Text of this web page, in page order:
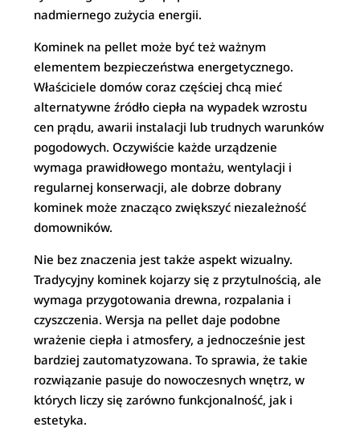
nadmiernego zużycia energii.
Kominek na pellet może być też ważnym
elementem bezpieczeństwa energetycznego.
Właściciele domów coraz częściej chcą mieć
alternatywne źródło ciepła na wypadek wzrostu
cen prądu, awarii instalacji lub trudnych warunków
pogodowych. Oczywiście każde urządzenie
wymaga prawidłowego montażu, wentylacji i
regularnej konserwacji, ale dobrze dobrany
kominek może znacząco zwiększyć niezależność
domowników.
Nie bez znaczenia jest także aspekt wizualny.
Tradycyjny kominek kojarzy się z przytulnością, ale
wymaga przygotowania drewna, rozpalania i
czyszczenia. Wersja na pellet daje podobne
wrażenie ciepła i atmosfery, a jednocześnie jest
bardziej zautomatyzowana. To sprawia, że takie
rozwiązanie pasuje do nowoczesnych wnętrz, w
których liczy się zarówno funkcjonalność, jak i
estetyka.